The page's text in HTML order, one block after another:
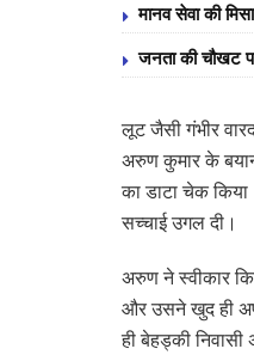
मानव सेवा की
जनता की चौखट
लूट जैसी गंभीर
अरुण कुमार के
का डाटा चेक
सच्चाई उगल दी।
अरुण ने स्वीकार
और उसने खुद ही
ही बेहड्की